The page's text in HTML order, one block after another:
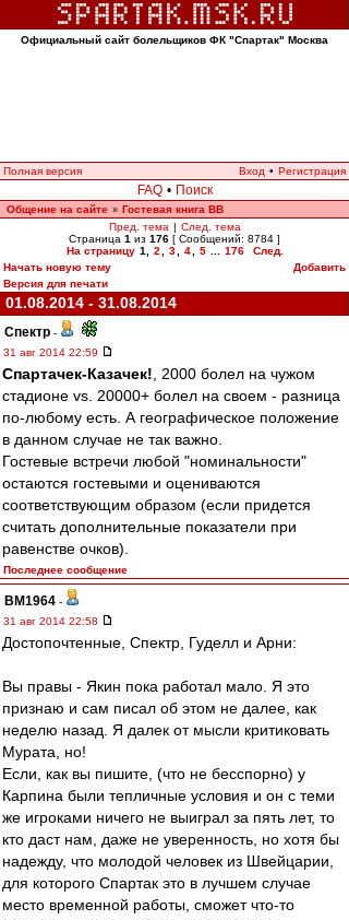
Официальный сайт болельщиков ФК "Спартак" Москва
Полная версия Вход • Регистрация
FAQ • Поиск
Общение на сайте » Гостевая книга ВВ
Пред. тема | След. тема
Страница 1 из 176 [ Сообщений: 8784 ]
На страницу 1 2 3 4 5 176
След.
Начать новую тему
Добавить
Версия для печати
01.08.2014 - 31.08.2014
Спектр -
31 авг 2014 22:59
Спартачек-Казачек! , 2000 болел на чужом
стадионе vs. 20000+ болел на своем - разница
по-любому есть. А географическое положение
в данном случае не так важно.
Гостевые встречи любой "номинальности"
остаются гостевыми и оцениваются
соответствующим образом (если придется
считать дополнительные показатели при
равенстве очков).
Последнее сообщение
BM1964 -
31 авг 2014 22:58
Достопочтенные, Спектр, Гуделл и Арни:
Вы правы - Якин пока работал мало. Я это
признаю и сам писал об этом не далее, как
неделю назад. Я далек от мысли критиковать
Мурата, но!
Если, как вы пишите, (что не бесспорно) у
Карпина были тепличные условия и он с теми
же игроками ничего не выиграл за пять лет, то
кто даст нам, даже не уверенность, но хотя бы
надежду, что молодой человек из Швейцарии,
для которого Спартак это в лучшем случае
место временной работы, сможет что-то